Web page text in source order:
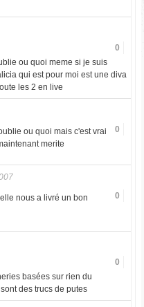
0
ou quoi meme si je suis
qui est pour moi est une diva
les 2 en live
0
ou quoi mais c'est vrai
merite
0
nous a livré un bon
0
basées sur rien du
des trucs de putes